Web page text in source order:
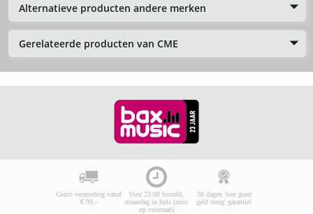
Alternatieve producten andere merken
Gerelateerde producten van CME
Gratis verzending vanaf
€ 99,-
Voor 23:00 besteld,
maandag in huis (mits
op voorraad)
30 dagen 'niet goed
geld terug' garantie!